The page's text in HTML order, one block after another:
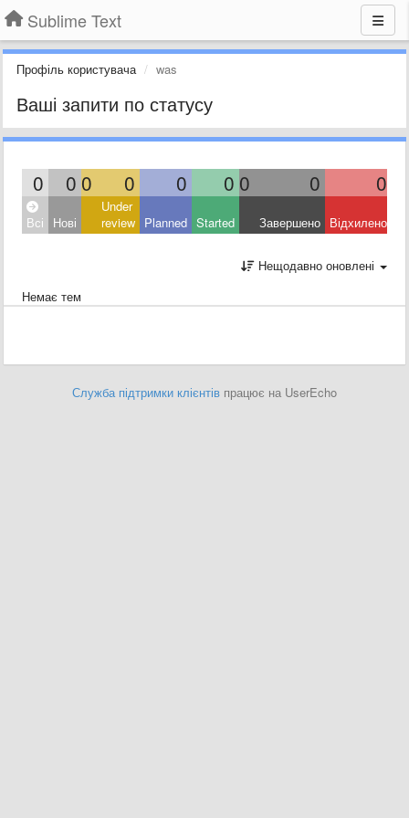
Sublime Text
Профіль користувача was
Ваші запити по статусу
0 0 0 0 0 0 0 0 0
Всі Нові
Under
review Planned Started Завершено Відхилено
Нещодавно оновлені
Немає тем
Служба підтримки клієнтів працює на UserEcho